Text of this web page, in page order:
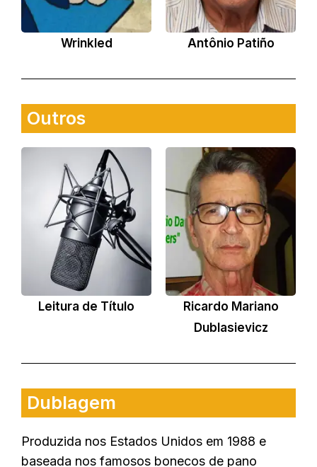
Wrinkled Antônio Patiño
Outros
Leitura de Título
Ricardo Mariano
Dublasievicz
Dublagem
Produzida nos Estados Unidos em 1988 e
baseada nos famosos bonecos de pano